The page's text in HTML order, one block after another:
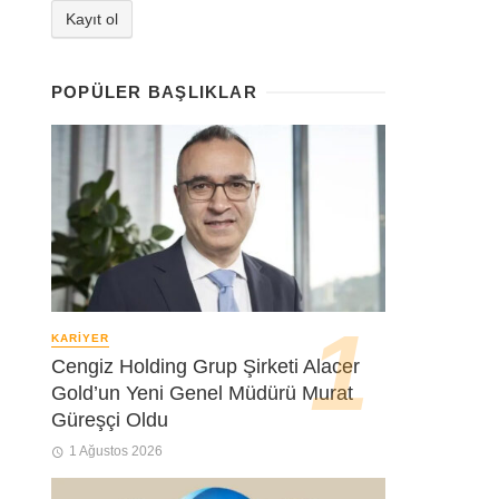
POPÜLER BAŞLIKLAR
KARIYER
Cengiz Holding Grup Şirketi Alacer
Gold’un Yeni Genel Müdürü Murat
Güreşçi Oldu
1 Ağustos 2026